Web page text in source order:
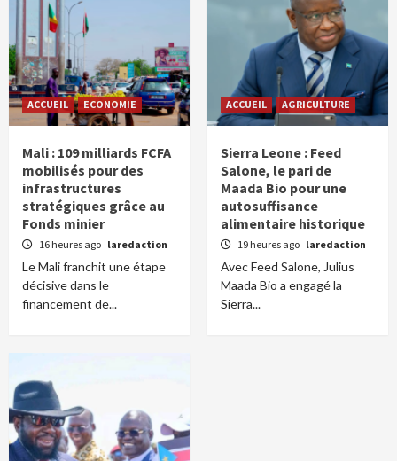
ACCUEIL ECONOMIE
Mali : 109 milliards FCFA
mobilisés pour des
infrastructures
stratégiques grâce au
Fonds minier
16 heures ago laredaction
Le Mali franchit une étape
décisive dans le
financement de...
ACCUEIL AGRICULTURE
Sierra Leone : Feed
Salone, le pari de
Maada Bio pour une
autosuffisance
alimentaire historique
19 heures ago laredaction
Avec Feed Salone, Julius
Maada Bio a engagé la
Sierra...